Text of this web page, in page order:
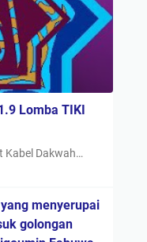
Lomba TIKI
Kabel Dakwah…
menyerupai
golongan